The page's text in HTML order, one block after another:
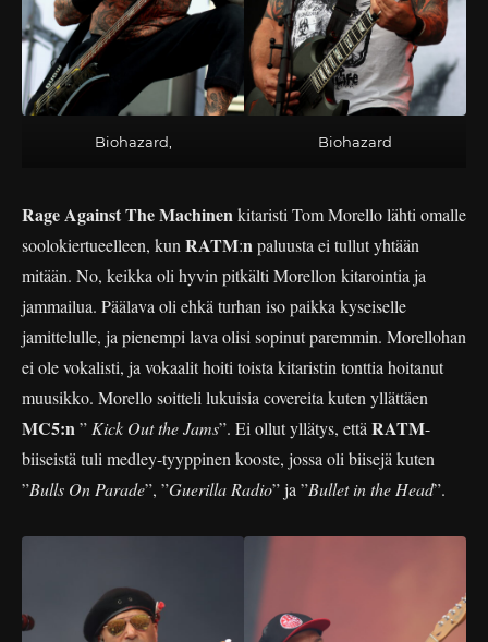
Biohazard, Biohazard
Rage Against The Machinen kitaristi Tom Morello lähti omalle
soolokiertueelleen, kun RATM:n paluusta ei tullut yhtään
mitään. No, keikka oli hyvin pitkälti Morellon kitarointia ja
jammailua. Päälava oli ehkä turhan iso paikka kyseiselle
jamittelulle, ja pienempi lava olisi sopinut paremmin. Morellohan
ei ole vokalisti, ja vokaalit hoiti toista kitaristin tonttia hoitanut
muusikko. Morello soitteli lukuisia covereita kuten yllättäen
MC5:n ” Kick Out the Jams”. Ei ollut yllätys, että RATM-
biiseistä tuli medley-tyyppinen kooste, jossa oli biisejä kuten
”Bulls On Parade”, ”Guerilla Radio” ja ”Bullet in the Head”.